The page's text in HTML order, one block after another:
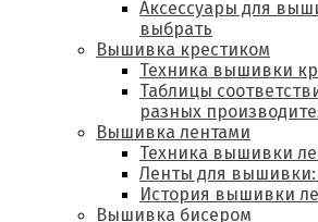
Аксессуары для
выбрать
Вышивка крестиком
Техника вышивки
Таблицы
разных
Вышивка лентами
Техника вышивки
Ленты для
История вышивки
Вышивка бисером